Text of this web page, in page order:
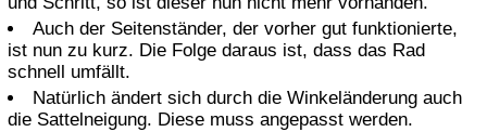
Auch der Seitenständer, der vorher gut funktionierte,
ist nun zu kurz. Die Folge daraus ist, dass das Rad
schnell umfällt.
Natürlich ändert sich durch die Winkeländerung auch
die Sattelneigung. Diese muss angepasst werden.